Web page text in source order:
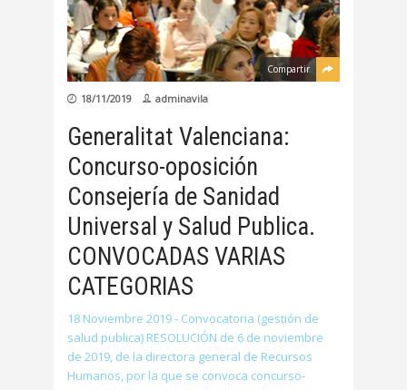
Compartir
18/11/2019 adminavila
Generalitat Valenciana:
Concurso-oposición
Consejería de Sanidad
Universal y Salud Publica.
CONVOCADAS VARIAS
CATEGORIAS
18 Noviembre 2019 - Convocatoria (gestión de
salud publica) RESOLUCIÓN de 6 de noviembre
de 2019, de la directora general de Recursos
Humanos, por la que se convoca concurso-